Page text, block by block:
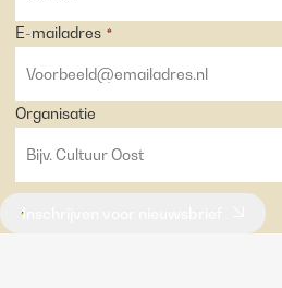
E-mailadres *
Organisatie
Inschrijven voor nieuwsbrief